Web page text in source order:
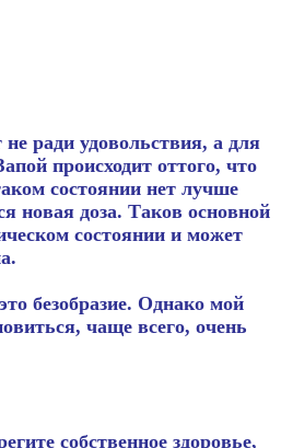
ради удовольствия, а для
происходит оттого, что
состоянии нет лучше
новая доза. Таков основной
состоянии и может
безобразие. Однако мой
чаще всего, очень
собственное здоровье,